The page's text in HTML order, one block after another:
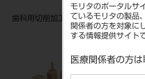
モリタのポータルサ
ているモリタの製品
関係者の方を対象に
する情報提供サイト
医療関係者の方は
歯科用切削加工用レジン材料